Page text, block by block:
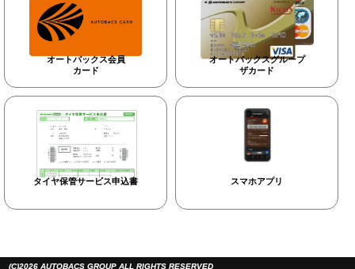
オートバックス会員
カード
オートバックスグループ
ザカード
タイヤ保管サービス申込書 スマホアプリ
(C)2026 AUTOBACS GROUP ALL RIGHTS RESERVED